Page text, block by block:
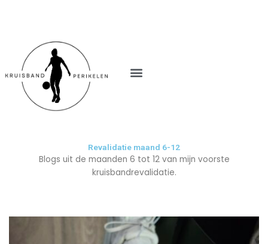
M
e
Revalidatie maand 6-12
Blogs uit de maanden 6 tot 12 van mijn voorste
kruisbandrevalidatie.